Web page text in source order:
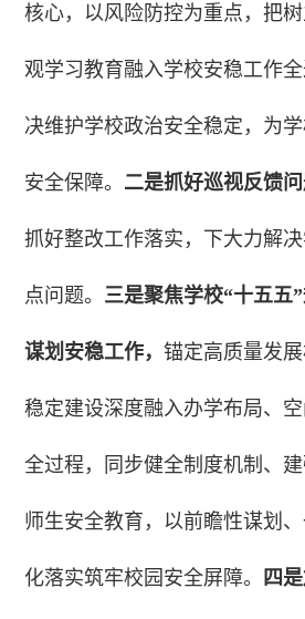
核心，以风险防控为重点，把
观学习教育融入学校安稳工作
决维护学校政治安全稳定，为
安全保障。 二是抓好巡视反馈
抓好整改工作落实，下大力解
点问题。 三是聚焦学校“十五五
谋划安稳工作，锚定高质量发
稳定建设深度融入办学布局、
全过程，同步健全制度机制、
师生安全教育，以前瞻性谋划
化落实筑牢校园安全屏障。 四